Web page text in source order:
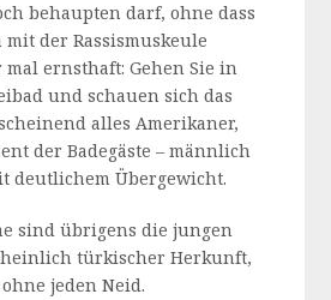
behaupten darf, ohne dass
der Rassismuskeule
mal ernsthaft: Gehen Sie in
und schauen sich das
alles Amerikaner,
der Badegäste – männlich
deutlichem Übergewicht.
sind übrigens die jungen
türkischer Herkunft,
jeden Neid.